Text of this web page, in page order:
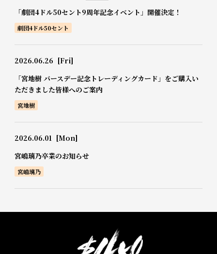
「劇団4ドル50セント9周年記念イベント」開催決定！
劇団4ドル50セント
2026.06.26 [Fri]
「宮地樹 バースデー記念トレーディングカード」をご購入い
ただきました皆様へのご案内
宮地樹
2026.06.01 [Mon]
宮嶋璃乃卒業のお知らせ
宮嶋璃乃